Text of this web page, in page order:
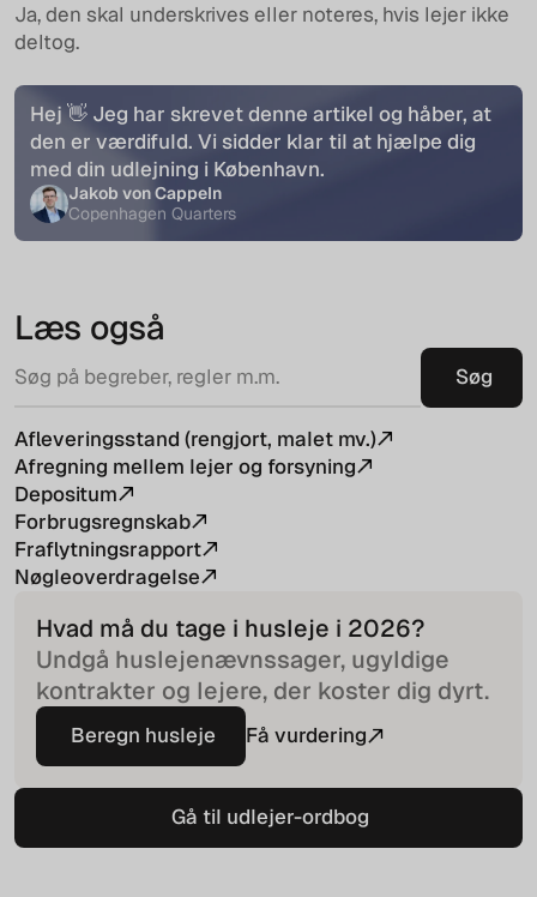
Ja, den skal underskrives eller noteres, hvis lejer ikke
deltog.
Hej 👋 Jeg har skrevet denne artikel og håber, at
den er værdifuld. Vi sidder klar til at hjælpe dig
med din udlejning i København.
Jakob von Cappeln
Copenhagen Quarters
Læs også
Afleveringsstand (rengjort, malet mv.)
Afregning mellem lejer og forsyning
Depositum
Forbrugsregnskab
Fraflytningsrapport
Nøgleoverdragelse
Hvad må du tage i husleje i 2026?
Undgå huslejenævnssager, ugyldige
kontrakter og lejere, der koster dig dyrt.
Beregn husleje
Beregn husleje
Få vurdering
Gå til udlejer-ordbog
Gå til udlejer-ordbog